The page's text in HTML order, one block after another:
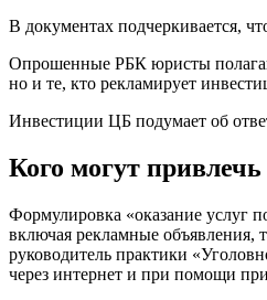
В документах подчеркивается,
Опрошенные РБК юристы
но и те, кто рекламирует
Инвестиции ЦБ подумает об
Кого могут
Формулировка «оказание услуг
включая рекламные объявления,
руководитель практики
через интернет и при помощи